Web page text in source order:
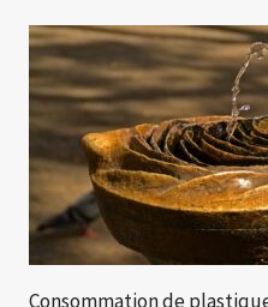
Consommation de